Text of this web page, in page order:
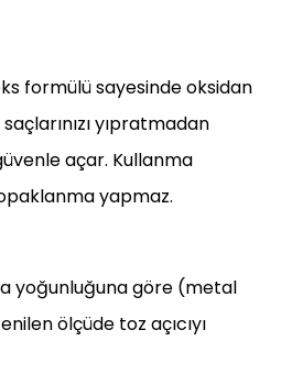
formülü sayesinde oksidan
yıpratmadan
açar. Kullanma
yapmaz.
yoğunluğuna göre (metal
ölçüde toz açıcıyı